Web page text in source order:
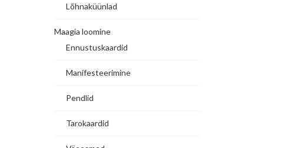
Lõhnaküünlad
Maagia loomine
Ennustuskaardid
Manifesteerimine
Pendlid
Tarokaardid